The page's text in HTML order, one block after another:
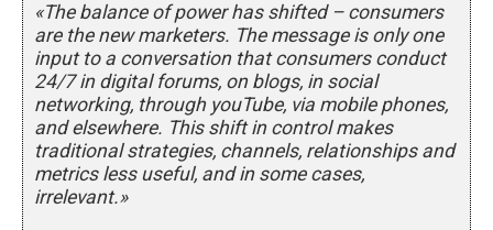
«The balance of power has shifted – consumers
are the new marketers. The message is only one
input to a conversation that consumers conduct
24/7 in digital forums, on blogs, in social
networking, through youTube, via mobile phones,
and elsewhere. This shift in control makes
traditional strategies, channels, relationships and
metrics less useful, and in some cases,
irrelevant.»